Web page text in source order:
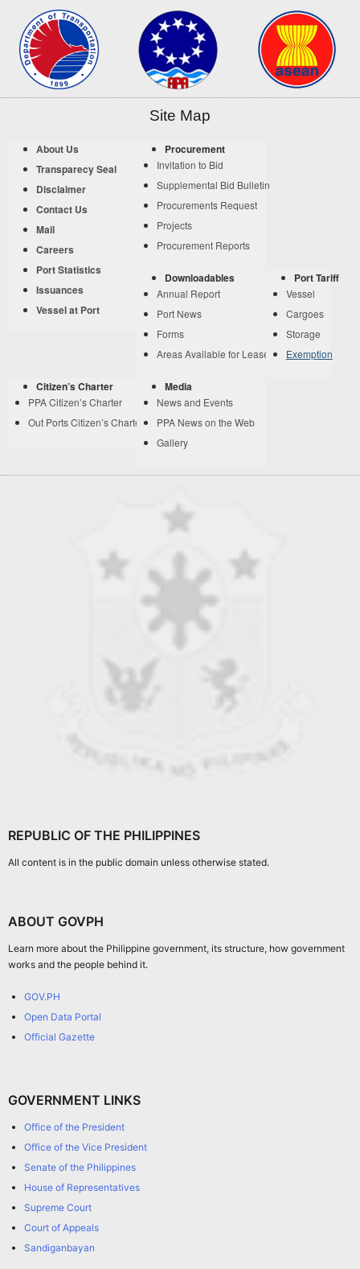
Site Map
About Us
Transparecy Seal
Disclaimer
Contact Us
Mail
Careers
Port Statistics
Issuances
Vessel at Port
Procurement
Invitation to Bid
Supplemental Bid Bulletin
Procurements Request
Projects
Procurement Reports
Downloadables
Annual Report
Port News
Forms
Areas Available for Lease
Port Tariff
Vessel
Cargoes
Storage
Exemption
Citizen’s Charter
PPA Citizen’s Charter
Out Ports Citizen’s Charter
Media
News and Events
PPA News on the Web
Gallery
REPUBLIC OF THE PHILIPPINES
All content is in the public domain unless otherwise stated.
ABOUT GOVPH
Learn more about the Philippine government, its structure, how government
works and the people behind it.
GOV.PH
Open Data Portal
Official Gazette
GOVERNMENT LINKS
Office of the President
Office of the Vice President
Senate of the Philippines
House of Representatives
Supreme Court
Court of Appeals
Sandiganbayan